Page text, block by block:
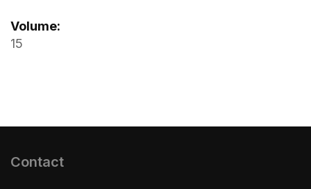
Volume:
15
Contact